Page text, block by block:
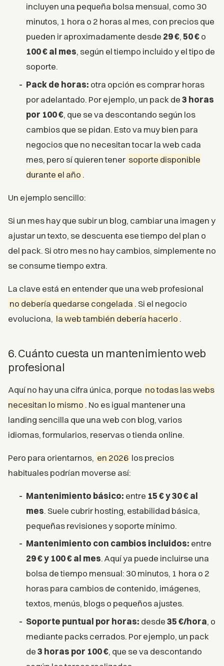
incluyen una pequeña bolsa mensual, como 30
minutos, 1 hora o 2 horas al mes, con precios que
pueden ir aproximadamente desde 29 €,50 €o
100 € al mes, según el tiempo incluido y el tipo de
soporte.
Pack de horas: otra opción es comprar horas
por adelantado. Por ejemplo, un pack de3 horas
por 100 €, que se va descontando según los
cambios que se pidan. Esto va muy bien para
negocios que no necesitan tocar la web cada
mes, pero sí quieren tener soporte disponible
durante el año .
Un ejemplo sencillo:
Si un mes hay que subir un blog, cambiar una imagen y
ajustar un texto, se descuenta ese tiempo del plan o
del pack. Si otro mes no hay cambios, simplemente no
se consume tiempo extra.
La clave está en entender que una web profesional
no debería quedarse congelada . Si el negocio
evoluciona, la web también debería hacerlo .
6. Cuánto cuesta un mantenimiento web
profesional
Aquí no hay una cifra única, porque no todas las webs
necesitan lo mismo . No es igual mantener una
landing sencilla que una web con blog, varios
idiomas, formularios, reservas o tienda online.
Pero para orientarnos, en 2026 los precios
habituales podrían moverse así:
Mantenimiento básico: entre 15 € y 30 € al
mes. Suele cubrir hosting, estabilidad básica,
pequeñas revisiones y soporte mínimo.
Mantenimiento con cambios incluidos: entre
29 € y 100 € al mes. Aquí ya puede incluirse una
bolsa de tiempo mensual: 30 minutos, 1 hora o 2
horas para cambios de contenido, imágenes,
textos, menús, blogs o pequeños ajustes.
Soporte puntual por horas: desde35 €/hora, o
mediante packs cerrados. Por ejemplo, un pack
de3 horas por 100 €, que se va descontando